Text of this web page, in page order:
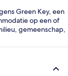
Green Key, een
op een of
gemeenschap,